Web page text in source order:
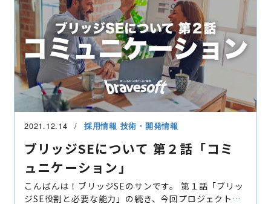
2021.12.14 採用情報 技術・開発情報
ブリッジSEについて 第２話「コミ
ュニケーション」
こんばんは！ブリッジSEのサンです。 第１話「ブリッ
ジSE役割と必要な能力」の続き、今回プロジェクトで